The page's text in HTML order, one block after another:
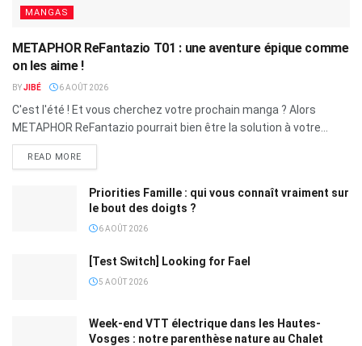
MANGAS
METAPHOR ReFantazio T01 : une aventure épique comme
on les aime !
BYJIBÉ 6 AOÛT 2026
C'est l'été ! Et vous cherchez votre prochain manga ? Alors
METAPHOR ReFantazio pourrait bien être la solution à votre...
READ MORE
Priorities Famille : qui vous connaît vraiment sur
le bout des doigts ?
6 AOÛT 2026
[Test Switch] Looking for Fael
5 AOÛT 2026
Week-end VTT électrique dans les Hautes-
Vosges : notre parenthèse nature au Chalet